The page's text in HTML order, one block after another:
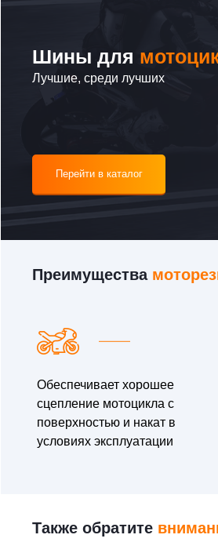
Шины для
Лучшие, среди лучших
Перейти в каталог
Преимущества
Обеспечивает хорошее
сцепление мотоцикла с
поверхностью и накат в
условиях эксплуатации
Также обратите